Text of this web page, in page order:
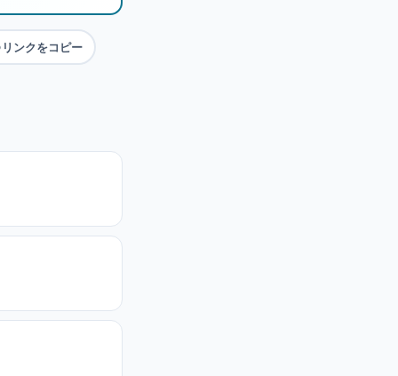
リンクをコピー